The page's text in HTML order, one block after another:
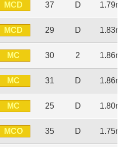
MCD 37 D 1.79m
MCD 29 D 1.83m
MC 30 2 1.86m
MC 31 D 1.86m
MC 25 D 1.80m
MCO 35 D 1.75m